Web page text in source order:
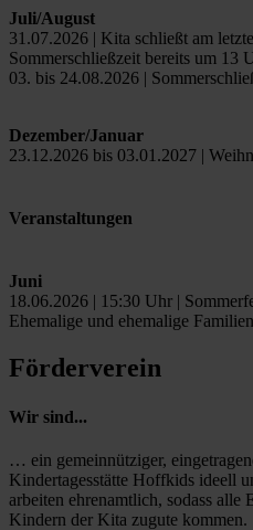
Juli/August
31.07.2026 | Kita schließt am
Sommerschließzeit bereits um 13
03. bis 24.08.2026 |
Dezember/Januar
23.12.2026 bis 03.01.2027 |
Veranstaltungen
Juni
18.06.2026 | 15:30 Uhr |
Ehemalige und ehemalige Familien
Förderverein
Wir sind...
… ein gemeinnütziger,
Kindertagesstätte Hoffkids ideell
arbeiten ehrenamtlich, sodass
Kindern der Kita zugute kommen.